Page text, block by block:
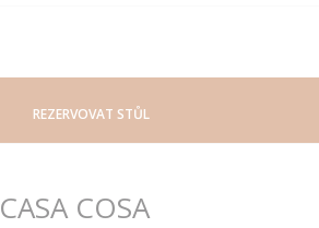
REZERVOVAT STŮL
CASA COSA